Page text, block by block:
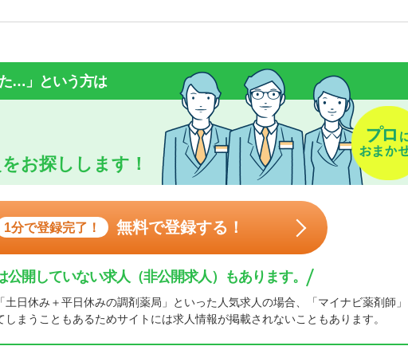
た…」という方は
をお探しします！
1分で登録完了！ 無料で登録する！
公開していない求人（非公開求人）もあります。
土日休み＋平日休みの調剤薬局」といった人気求人の場合、「マイナビ薬剤師」
まうこともあるためサイトには求人情報が掲載されないこともあります。